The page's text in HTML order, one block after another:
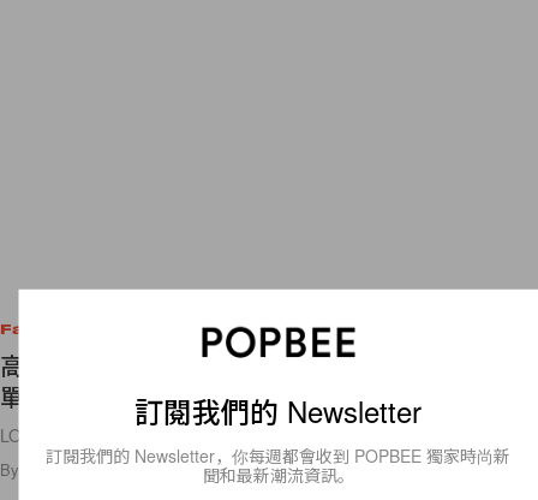
Fashion
高級卡其色調：LOEWE 空前推出膠囊系列，25 件
單品獨家販售！
LOEWE 第一次跟電商平台合作推出膠囊系列🧡
By Polly Tsai/2021年11月9日 40
訂閱我們的 Newsletter
訂閱我們的 Newsletter，你每週都會收到 POPBEE 獨家時尚新
聞和最新潮流資訊。